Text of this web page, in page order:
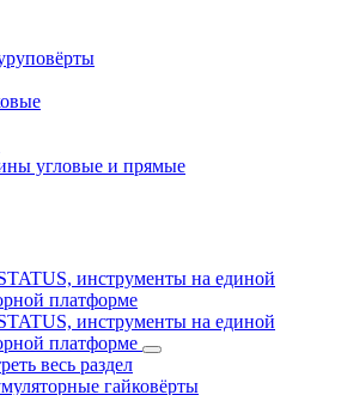
угловые и прямые
инструменты на единой
платформе
инструменты на единой
платформе
весь раздел
гайковёрты